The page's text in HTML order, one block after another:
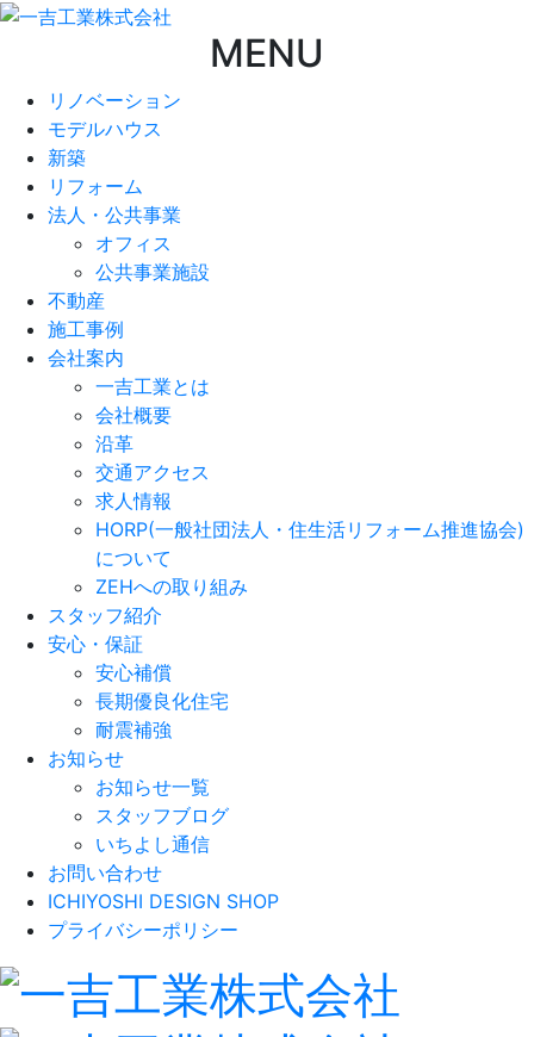
MENU
リノベーション
モデルハウス
新築
リフォーム
法人・公共事業
オフィス
公共事業施設
不動産
施工事例
会社案内
一吉工業とは
会社概要
沿革
交通アクセス
求人情報
HORP(一般社団法人・住生活リフォーム推進協会)
について
ZEHへの取り組み
スタッフ紹介
安心・保証
安心補償
長期優良化住宅
耐震補強
お知らせ
お知らせ一覧
スタッフブログ
いちよし通信
お問い合わせ
ICHIYOSHI DESIGN SHOP
プライバシーポリシー